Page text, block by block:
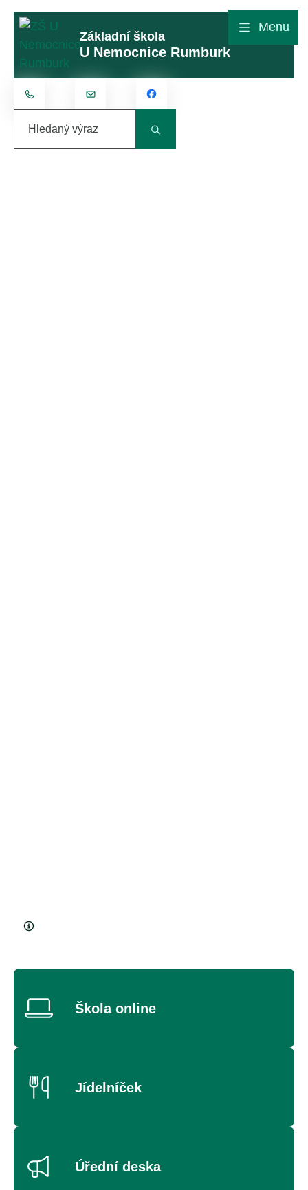
Rovnou na obsah
Rovnou na menu
Základní škola
U Nemocnice Rumburk
+420 412 315 801kontakt@zsunemocnice.cz
Hledaný výraz
Menu
Škola online
Jídelníček
Úřední deska